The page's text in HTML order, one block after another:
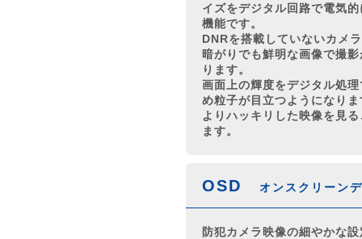
イズをデジタル回路で電気
機能です。
DNRを搭載していないカメ
暗がりでも鮮明な画像で撮
ります。
画面上の輝度をデジタル処
め粒子が目立つようになり
よりハッキリした映像を見
ます。
OSD オンスクリーン
防犯カメラ映像の細やかな